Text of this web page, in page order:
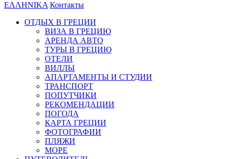
ΕΛΛΗΝΙΚΑ Контакты
ОТДЫХ В ГРЕЦИИ
ВИЗА В ГРЕЦИЮ
АРЕНДА АВТО
ТУРЫ В ГРЕЦИЮ
ОТЕЛИ
ВИЛЛЫ
АПАРТАМЕНТЫ И СТУДИИ
ТРАНСПОРТ
ПОПУТЧИКИ
РЕКОМЕНДАЦИИ
ПОГОДА
КАРТА ГРЕЦИИ
ФОТОГРАФИИ
ПЛЯЖИ
МОРЕ